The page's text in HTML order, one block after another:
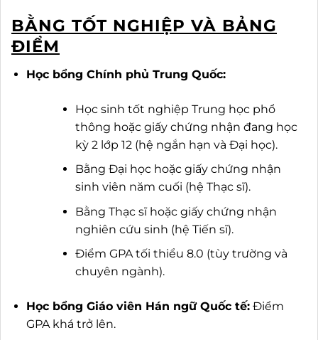
BẰNG TỐT NGHIỆP VÀ BẢNG
ĐIỂM
Học bổng Chính phủ Trung Quốc:
Học sinh tốt nghiệp Trung học phổ
thông hoặc giấy chứng nhận đang học
kỳ 2 lớp 12 (hệ ngắn hạn và Đại học).
Bằng Đại học hoặc giấy chứng nhận
sinh viên năm cuối (hệ Thạc sĩ).
Bằng Thạc sĩ hoặc giấy chứng nhận
nghiên cứu sinh (hệ Tiến sĩ).
Điểm GPA tối thiểu 8.0 (tùy trường và
chuyên ngành).
Học bổng Giáo viên Hán ngữ Quốc tế:Điểm
GPA khá trở lên.